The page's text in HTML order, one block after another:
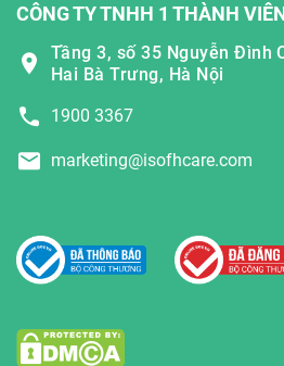
CÔNG TY TNHH 1 THÀNH
Tầng 3, số 35 Nguyễn Đình
Hai Bà Trưng, Hà Nội
1900 3367
marketing@isofhcare.com